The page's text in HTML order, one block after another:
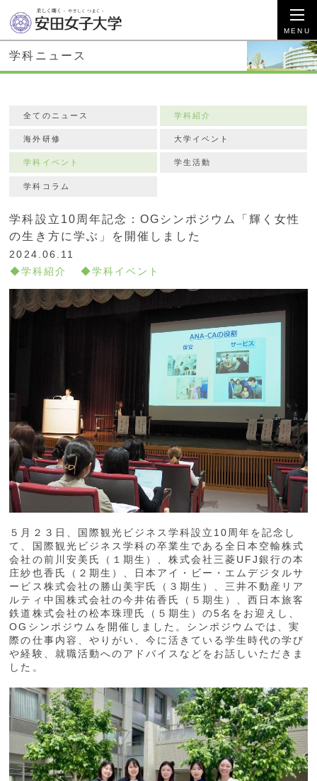
学科ニュース
全てのニュース 学科紹介
海外研修 大学イベント
学科イベント 学生活動
学科コラム
学科設立10周年記念：OGシンポジウム「輝く女性
の生き方に学ぶ」を開催しました
2024.06.11
学科紹介
学科イベント
５月２３日、国際観光ビジネス学科設立10周年を記念し
て、国際観光ビジネス学科の卒業生である全日本空輸株式
会社の前川安美氏（１期生）、株式会社三菱UFJ銀行の本
庄紗也香氏（２期生）、日本アイ・ビー・エムデジタルサ
ービス株式会社の勝山美宇氏（３期生）、三井不動産リア
ルティ中国株式会社の今井佑香氏（５期生）、西日本旅客
鉄道株式会社の松本珠理氏（５期生）の5名をお迎えし、
OGシンポジウムを開催しました。シンポジウムでは、実
際の仕事内容、やりがい、今に活きている学生時代の学び
や経験、就職活動へのアドバイスなどをお話しいただきま
した。